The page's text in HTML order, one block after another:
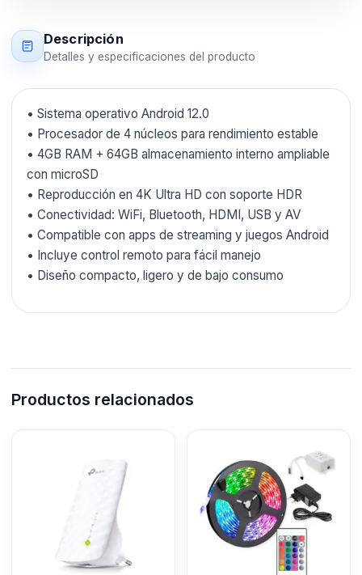
Descripción
Detalles y especificaciones del producto
• Sistema operativo Android 12.0
• Procesador de 4 núcleos para rendimiento estable
• 4GB RAM + 64GB almacenamiento interno ampliable
con microSD
• Reproducción en 4K Ultra HD con soporte HDR
• Conectividad: WiFi, Bluetooth, HDMI, USB y AV
• Compatible con apps de streaming y juegos Android
• Incluye control remoto para fácil manejo
• Diseño compacto, ligero y de bajo consumo
Productos relacionados